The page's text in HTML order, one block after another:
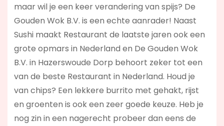
maar wil je een keer verandering van spijs? De
Gouden Wok B.V. is een echte aanrader! Naast
Sushi maakt Restaurant de laatste jaren ook een
grote opmars in Nederland en De Gouden Wok
B.V. in Hazerswoude Dorp behoort zeker tot een
van de beste Restaurant in Nederland. Houd je
van chips? Een lekkere burrito met gehakt, rijst
en groenten is ook een zeer goede keuze. Heb je
nog zin in een nagerecht probeer dan eens de